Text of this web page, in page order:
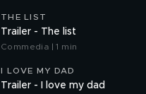
THE LIST
Trailer - The list
Commedia | 1 min
I LOVE MY DAD
Trailer - I love my dad